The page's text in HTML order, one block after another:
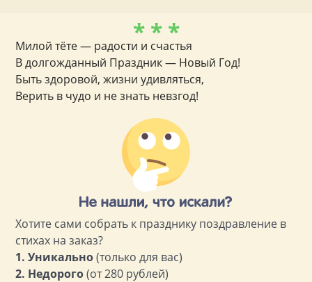
* * *
Милой тёте — радости и счастья
В долгожданный Праздник — Новый Год!
Быть здоровой, жизни удивляться,
Верить в чудо и не знать невзгод!
Хотите сами собрать к празднику поздравление в
стихах на заказ?
1. Уникально(только для вас)
2. Недорого(от 280 рублей)